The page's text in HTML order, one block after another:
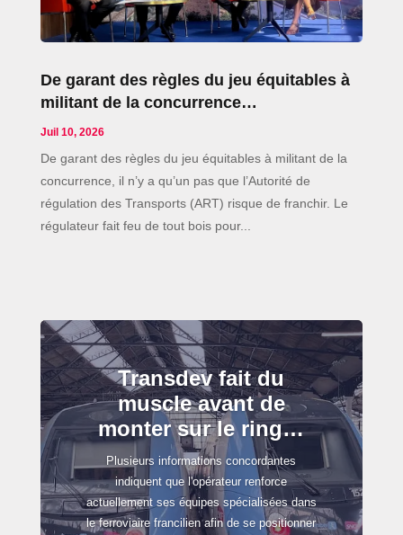
De garant des règles du jeu équitables à
militant de la concurrence…
Juil 10, 2026
De garant des règles du jeu équitables à militant de la
concurrence, il n’y a qu’un pas que l’Autorité de
régulation des Transports (ART) risque de franchir. Le
régulateur fait feu de tout bois pour...
Transdev fait du
muscle avant de
monter sur le ring…
Plusieurs informations concordantes
indiquent que l'opérateur renforce
actuellement ses équipes spécialisées dans
le ferroviaire francilien afin de se positionner